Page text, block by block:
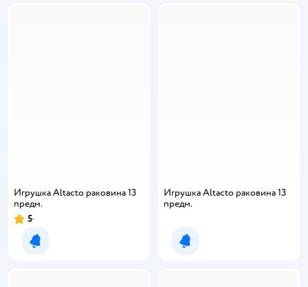
Игрушка Altacto раковина 13
предм.
Рейтинг:
5
Уведомить о появлении
Игрушка Altacto раковина 13
предм.
Уведомить о появлении